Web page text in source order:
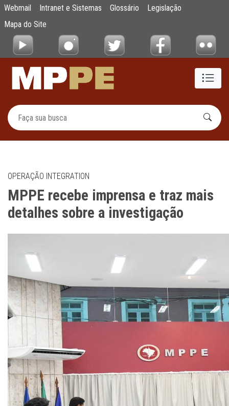
Pular para o Conteúdo principal
MPPE recebe imprensa e traz mais
Webmail Intranet e Sistemas Glossário
Legislação
Mapa do Site
OPERAÇÃO INTEGRATION
MPPE recebe imprensa e traz mais
detalhes sobre a investigação